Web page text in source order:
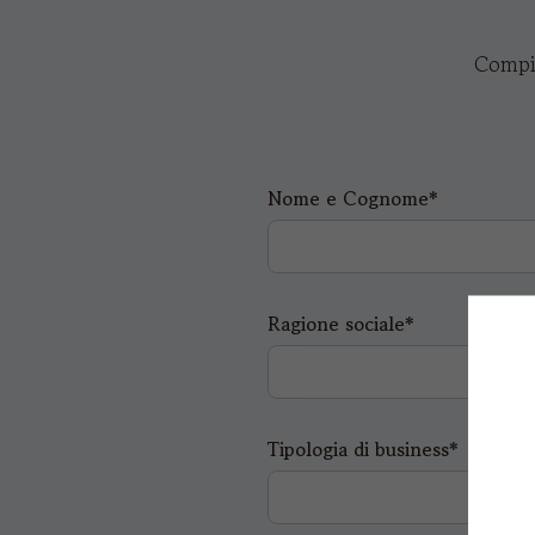
Nome e Cognome*
Ragione sociale*
Tipologia di business*